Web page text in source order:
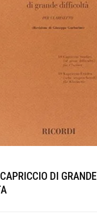
DI GRANDE